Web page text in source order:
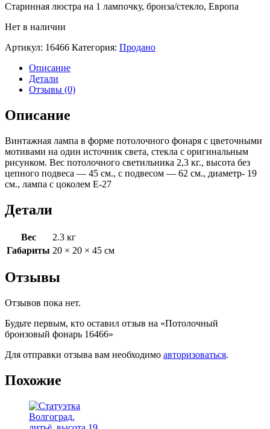
Старинная люстра на 1 лампочку, бронза/стекло, Европа
Нет в наличии
Артикул: 16466 Категория: Продано
Описание
Детали
Отзывы (0)
Описание
Винтажная лампа в форме потолочного фонаря с цветочными
мотивами на один источник света, стекла с оригинальным
рисунком. Вес потолочного светильника 2,3 кг., высота без
цепного подвеса — 45 см., с подвесом — 62 см., диаметр- 19
см., лампа с цоколем Е-27
Детали
Вес
2.3 кг
Габариты 20 × 20 × 45 см
Отзывы
Отзывов пока нет.
Будьте первым, кто оставил отзыв на «Потолочный
бронзовый фонарь 16466»
Для отправки отзыва вам необходимо авторизоваться.
Похожие